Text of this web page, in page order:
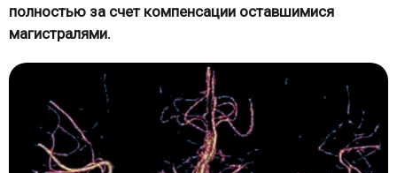
полностью за счет компенсации оставшимися
магистралями.